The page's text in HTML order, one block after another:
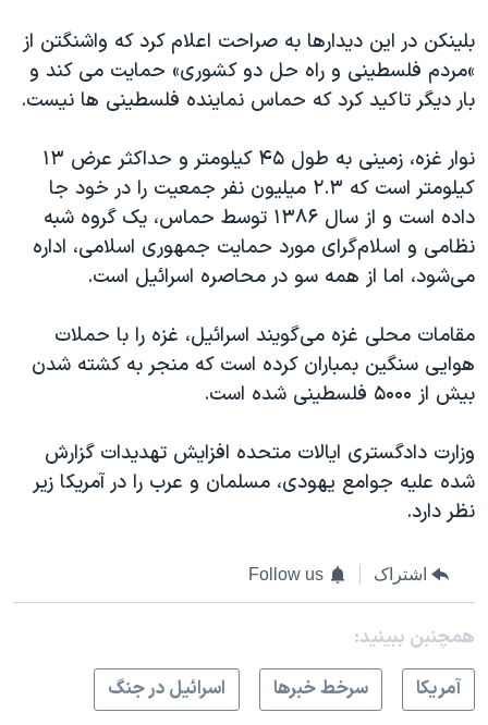
بلینکن در این دیدارها به صراحت اعلام کرد که واشنگتن از
»مردم فلسطینی و راه حل دو کشوری» حمایت می کند و
بار دیگر تاکید کرد که حماس نماینده فلسطینی ها نیست.
نوار غزه، زمینی به طول ۴۵ کیلومتر و حداکثر عرض ۱۳
کیلومتر است که ۲.۳ میلیون نفر جمعیت را در خود جا
داده است و از سال ۱۳۸۶ توسط حماس، یک گروه شبه
نظامی و اسلام‌گرای مورد حمایت جمهوری اسلامی، اداره
می‌شود، اما از همه سو در محاصره اسرائیل است.
مقامات محلی غزه می‌گویند اسرائیل، غزه را با حملات
هوایی سنگین بمباران کرده است که منجر به کشته شدن
بیش از ۵۰۰۰ فلسطینی شده است.
وزارت دادگستری ایالات متحده افزایش تهدیدات گزارش
شده علیه جوامع یهودی، مسلمان و عرب را در آمریکا زیر
نظر دارد.
اشتراک Follow us
همچنبن ببینید:
آمريکا
سرخط خبرها اسرائیل در جنگ